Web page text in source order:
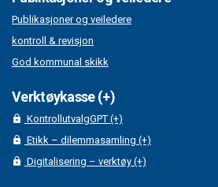
Publikasjoner og veiledere
kontroll & revisjon
God kommunal skikk
Verktøykasse (+)
KontrollutvalgGPT (+)
Etikk – dilemmasamling (+)
Digitalisering – verktøy (+)